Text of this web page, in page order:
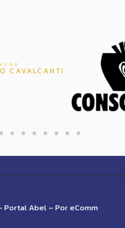
Portal Abel – Por eComm